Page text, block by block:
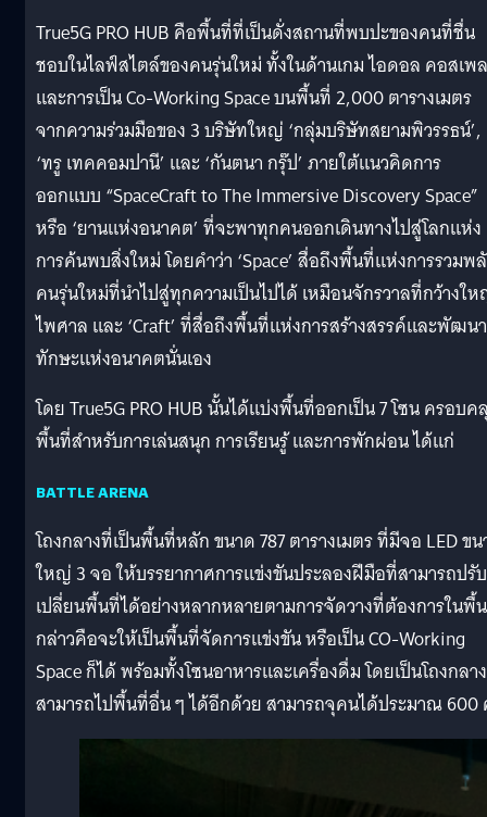
True5G PRO HUB คือพื้นที่ที่เป็นดั่งสถานที่พบปะของคนที่ชื่น
ชอบในไลฟ์สไตล์ของคนรุ่นใหม่ ทั้งในด้านเกม ไอดอล คอสเพ
และการเป็น Co-Working Space บนพื้นที่ 2,000 ตารางเมตร
จากความร่วมมือของ 3 บริษัทใหญ่ ‘กลุ่มบริษัทสยามพิวรรธน์’,
‘ทรู เทคคอมปานี’ และ ‘กันตนา กรุ๊ป’ ภายใต้แนวคิดการ
ออกแบบ “SpaceCraft to The Immersive Discovery Space”
หรือ ‘ยานแห่งอนาคต’ ที่จะพาทุกคนออกเดินทางไปสู่โลกแห่ง
การค้นพบสิ่งใหม่ โดยคำว่า ‘Space’ สื่อถึงพื้นที่แห่งการรวมพ
คนรุ่นใหม่ที่นำไปสู่ทุกความเป็นไปได้ เหมือนจักรวาลที่กว้างใ
ไพศาล และ ‘Craft’ ที่สื่อถึงพื้นที่แห่งการสร้างสรรค์และพัฒนา
ทักษะแห่งอนาคตนั่นเอง
โดย True5G PRO HUB นั้นได้แบ่งพื้นที่ออกเป็น 7 โซน ครอบค
พื้นที่สำหรับการเล่นสนุก การเรียนรู้ และการพักผ่อน ได้แก่
BATTLE ARENA
โถงกลางที่เป็นพื้นที่หลัก ขนาด 787 ตารางเมตร ที่มีจอ LED ข
ใหญ่ 3 จอ ให้บรรยากาศการแข่งขันประลองฝีมือที่สามารถปรับ
เปลี่ยนพื้นที่ได้อย่างหลากหลายตามการจัดวางที่ต้องการในพื้
กล่าวคือจะให้เป็นพื้นที่จัดการแข่งขัน หรือเป็น CO-Working
Space ก็ได้ พร้อมทั้งโซนอาหารและเครื่องดื่ม โดยเป็นโถงกลา
สามารถไปพื้นที่อื่น ๆ ได้อีกด้วย สามารถจุคนได้ประมาณ 600